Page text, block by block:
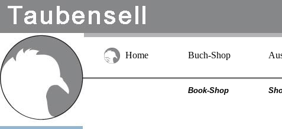
Home Buch-Shop
Book-Shop